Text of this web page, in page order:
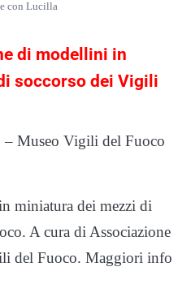
con Lucilla
di modellini in
soccorso dei Vigili
– Museo Vigili del Fuoco
miniatura dei mezzi di
A cura di Associazione
del Fuoco. Maggiori info